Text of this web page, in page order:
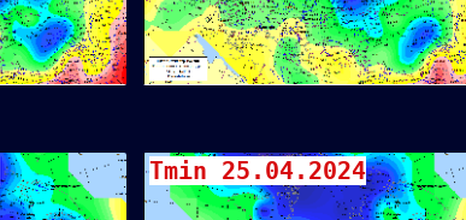
Tmin 25.04.2024